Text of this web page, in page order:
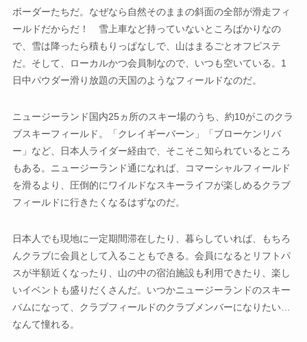
ボーダーたちだ。なぜなら自然そのままの斜面の全部が滑走フィ
ールドだからだ！ 雪上車など持っていないところばかりなの
で、雪は降ったら積もりっぱなしで、山はまるごとオフピステ
だ。そして、ローカルかつ会員制なので、いつも空いている。1
日中パウダー滑り放題の天国のようなフィールドなのだ。
ニュージーランド国内25ヵ所のスキー場のうち、約10がこのクラ
ブスキーフィールド。「クレイギーバーン」「ブローケンリバ
ー」など、日本人ライダー経由で、そこそこ知られているところ
もある。ニュージーランド通になれば、コマーシャルフィールド
を滑るより、圧倒的にワイルドなスキーライフが楽しめるクラブ
フィールドに行きたくなるはずなのだ。
日本人でも現地に一定期間滞在したり、暮らしていれば、もちろ
んクラブに会員として入ることもできる。会員になるとリフトパ
スが半額近くなったり、山の中の宿泊施設も利用できたり、楽し
いイベントも盛りだくさんだ。いつかニュージーランドのスキー
バムになって、クラブフィールドのクラブメンバーになりたい…
なんて憧れる。